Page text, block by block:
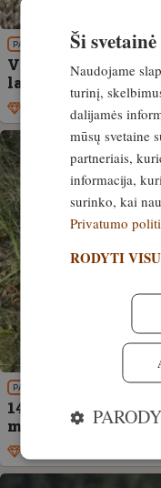
PATIRTIS
VIDEO. Vyras be
laimėjo?
26. rugsėjis,
PATIRTIS
14 000 eurų už
medžioklės teisės
Ši
Naudojame
turinį,
dalijamės
mūsų svetaine
partneriais,
informacija,
surinko, kai
Privatumo
RODYTI